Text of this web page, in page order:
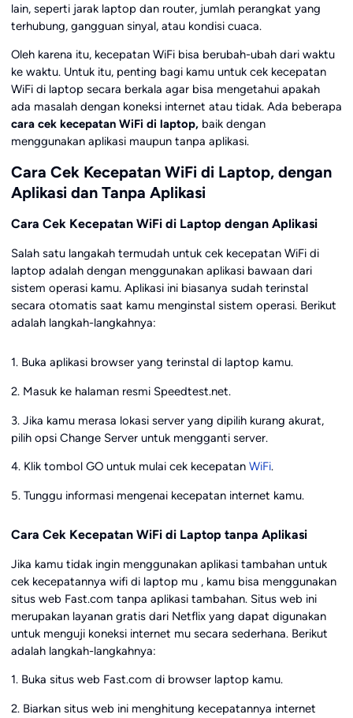
lain, seperti jarak laptop dan router, jumlah perangkat yang
terhubung, gangguan sinyal, atau kondisi cuaca.
Oleh karena itu, kecepatan WiFi bisa berubah-ubah dari waktu
ke waktu. Untuk itu, penting bagi kamu untuk cek kecepatan
WiFi di laptop secara berkala agar bisa mengetahui apakah
ada masalah dengan koneksi internet atau tidak. Ada beberapa
cara cek kecepatan WiFi di laptop,baik dengan
menggunakan aplikasi maupun tanpa aplikasi.
Cara Cek Kecepatan WiFi di Laptop, dengan
Aplikasi dan Tanpa Aplikasi
Cara Cek Kecepatan WiFi di Laptop dengan Aplikasi
Salah satu langakah termudah untuk cek kecepatan WiFi di
laptop adalah dengan menggunakan aplikasi bawaan dari
sistem operasi kamu. Aplikasi ini biasanya sudah terinstal
secara otomatis saat kamu menginstal sistem operasi. Berikut
adalah langkah-langkahnya:
1. Buka aplikasi browser yang terinstal di laptop kamu.
2. Masuk ke halaman resmi Speedtest.net.
3. Jika kamu merasa lokasi server yang dipilih kurang akurat,
pilih opsi Change Server untuk mengganti server.
4. Klik tombol GO untuk mulai cek kecepatan WiFi.
5. Tunggu informasi mengenai kecepatan internet kamu.
Cara Cek Kecepatan WiFi di Laptop tanpa Aplikasi
Jika kamu tidak ingin menggunakan aplikasi tambahan untuk
cek kecepatannya wifi di laptop mu , kamu bisa menggunakan
situs web Fast.com tanpa aplikasi tambahan. Situs web ini
merupakan layanan gratis dari Netflix yang dapat digunakan
untuk menguji koneksi internet mu secara sederhana. Berikut
adalah langkah-langkahnya:
1. Buka situs web Fast.com di browser laptop kamu.
2. Biarkan situs web ini menghitung kecepatannya internet